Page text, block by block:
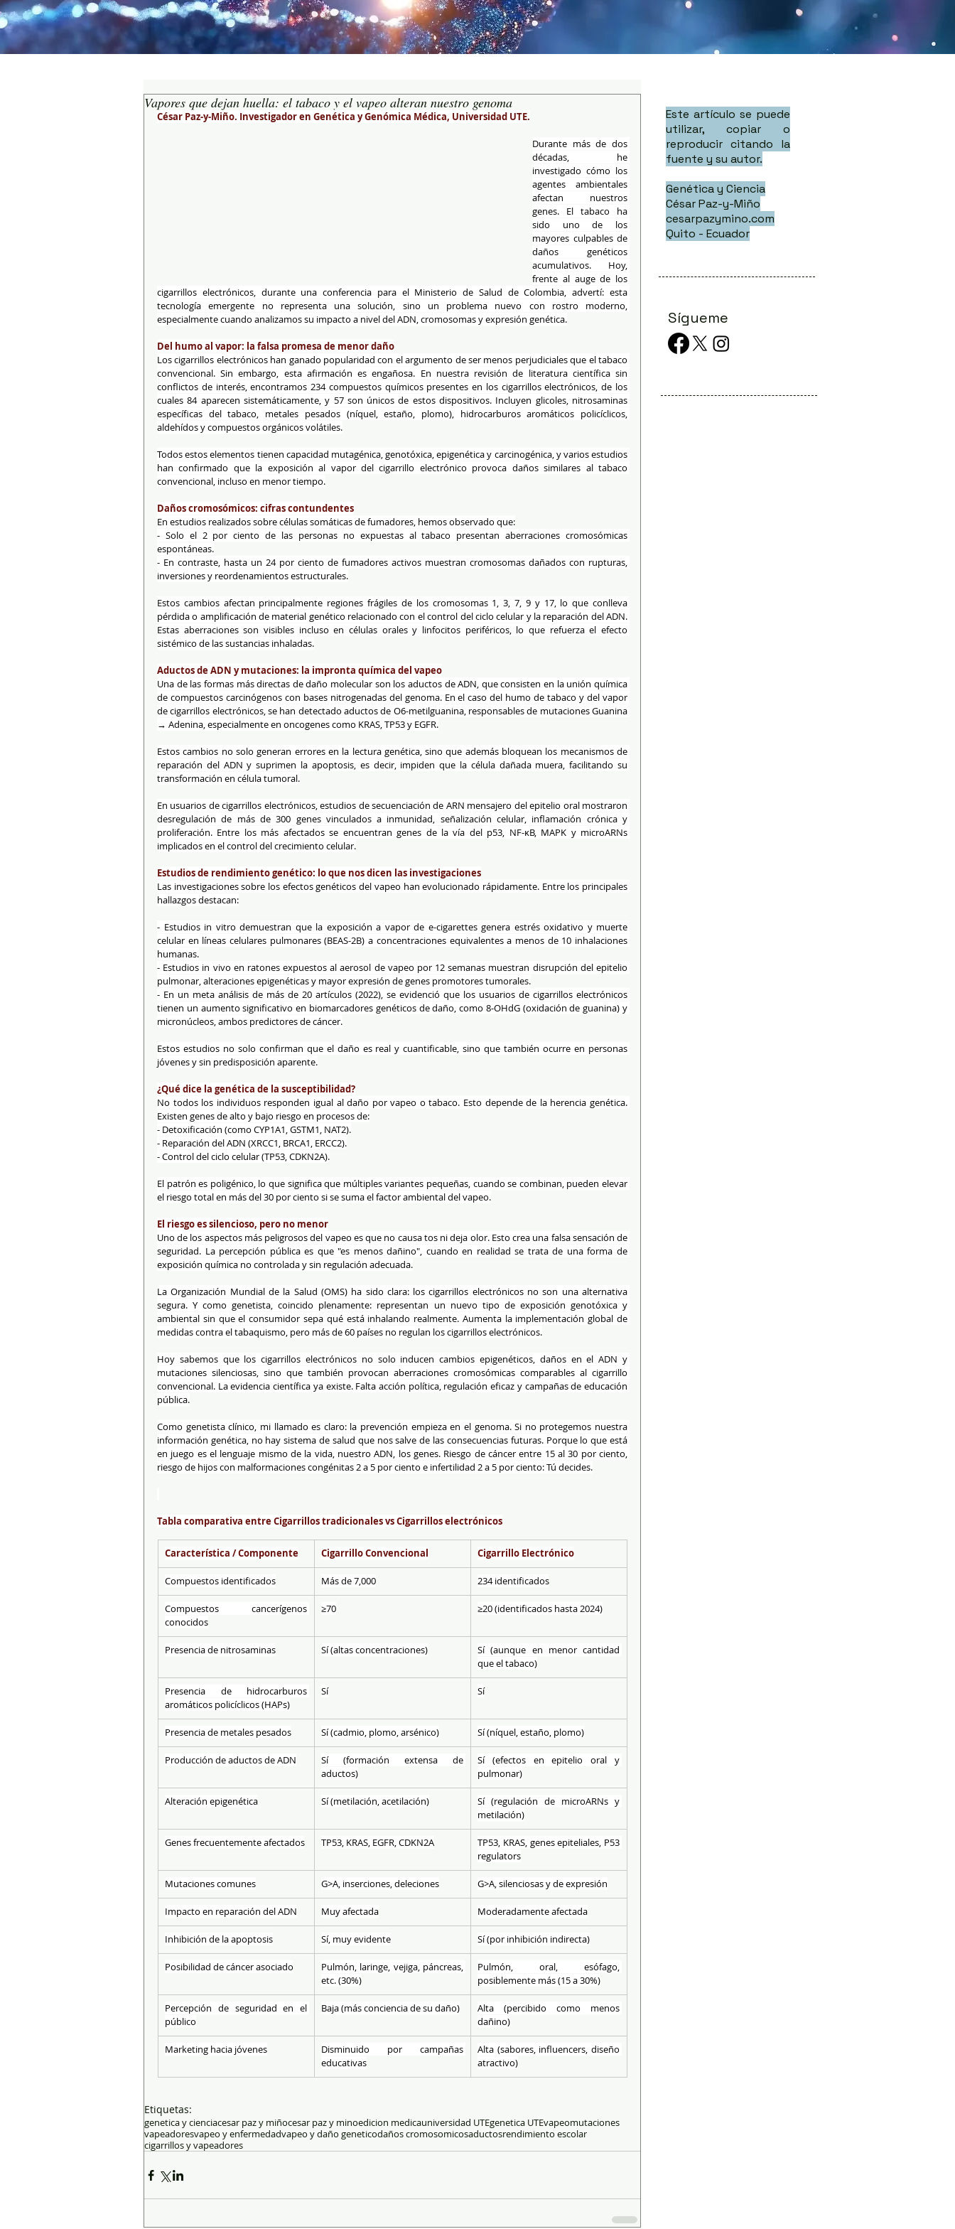
Vapores que dejan huella: el tabaco y el vapeo alteran nuestro genoma
César Paz-y-Miño. Investigador en Genética y Genómica Médica, Universidad UTE.
Durante más de dos
décadas, he
investigado cómo los
agentes ambientales
afectan nuestros
genes. El tabaco ha
sido uno de los
mayores culpables de
daños genéticos
acumulativos. Hoy,
frente al auge de los
cigarrillos electrónicos, durante una conferencia para el Ministerio de Salud de Colombia, advertí: esta
tecnología emergente no representa una solución, sino un problema nuevo con rostro moderno,
especialmente cuando analizamos su impacto a nivel del ADN, cromosomas y expresión genética.
Del humo al vapor: la falsa promesa de menor daño
Los cigarrillos electrónicos han ganado popularidad con el argumento de ser menos perjudiciales que el tabaco
convencional. Sin embargo, esta afirmación es engañosa. En nuestra revisión de literatura científica sin
conflictos de interés, encontramos 234 compuestos químicos presentes en los cigarrillos electrónicos, de los
cuales 84 aparecen sistemáticamente, y 57 son únicos de estos dispositivos. Incluyen glicoles, nitrosaminas
específicas del tabaco, metales pesados (níquel, estaño, plomo), hidrocarburos aromáticos policíclicos,
aldehídos y compuestos orgánicos volátiles.
Todos estos elementos tienen capacidad mutagénica, genotóxica, epigenética y carcinogénica, y varios estudios
han confirmado que la exposición al vapor del cigarrillo electrónico provoca daños similares al tabaco
convencional, incluso en menor tiempo.
Daños cromosómicos: cifras contundentes
En estudios realizados sobre células somáticas de fumadores, hemos observado que:
- Solo el 2 por ciento de las personas no expuestas al tabaco presentan aberraciones cromosómicas
espontáneas.
- En contraste, hasta un 24 por ciento de fumadores activos muestran cromosomas dañados con rupturas,
inversiones y reordenamientos estructurales.
Estos cambios afectan principalmente regiones frágiles de los cromosomas 1, 3, 7, 9 y 17, lo que conlleva
pérdida o amplificación de material genético relacionado con el control del ciclo celular y la reparación del ADN.
Estas aberraciones son visibles incluso en células orales y linfocitos periféricos, lo que refuerza el efecto
sistémico de las sustancias inhaladas.
Aductos de ADN y mutaciones: la impronta química del vapeo
Una de las formas más directas de daño molecular son los aductos de ADN, que consisten en la unión química
de compuestos carcinógenos con bases nitrogenadas del genoma. En el caso del humo de tabaco y del vapor
de cigarrillos electrónicos, se han detectado aductos de O6-metilguanina, responsables de mutaciones Guanina
→ Adenina, especialmente en oncogenes como KRAS, TP53 y EGFR.
Estos cambios no solo generan errores en la lectura genética, sino que además bloquean los mecanismos de
reparación del ADN y suprimen la apoptosis, es decir, impiden que la célula dañada muera, facilitando su
transformación en célula tumoral.
En usuarios de cigarrillos electrónicos, estudios de secuenciación de ARN mensajero del epitelio oral mostraron
desregulación de más de 300 genes vinculados a inmunidad, señalización celular, inflamación crónica y
proliferación. Entre los más afectados se encuentran genes de la vía del p53, NF-κB, MAPK y microARNs
implicados en el control del crecimiento celular.
Estudios de rendimiento genético: lo que nos dicen las investigaciones
Las investigaciones sobre los efectos genéticos del vapeo han evolucionado rápidamente. Entre los principales
hallazgos destacan:
- Estudios in vitro demuestran que la exposición a vapor de e-cigarettes genera estrés oxidativo y muerte
celular en líneas celulares pulmonares (BEAS-2B) a concentraciones equivalentes a menos de 10 inhalaciones
humanas.
- Estudios in vivo en ratones expuestos al aerosol de vapeo por 12 semanas muestran disrupción del epitelio
pulmonar, alteraciones epigenéticas y mayor expresión de genes promotores tumorales.
- En un meta análisis de más de 20 artículos (2022), se evidenció que los usuarios de cigarrillos electrónicos
tienen un aumento significativo en biomarcadores genéticos de daño, como 8-OHdG (oxidación de guanina) y
micronúcleos, ambos predictores de cáncer.
Estos estudios no solo confirman que el daño es real y cuantificable, sino que también ocurre en personas
jóvenes y sin predisposición aparente.
¿Qué dice la genética de la susceptibilidad?
No todos los individuos responden igual al daño por vapeo o tabaco. Esto depende de la herencia genética.
Existen genes de alto y bajo riesgo en procesos de:
- Detoxificación (como CYP1A1, GSTM1, NAT2).
- Reparación del ADN (XRCC1, BRCA1, ERCC2).
- Control del ciclo celular (TP53, CDKN2A).
El patrón es poligénico, lo que significa que múltiples variantes pequeñas, cuando se combinan, pueden elevar
el riesgo total en más del 30 por ciento si se suma el factor ambiental del vapeo.
El riesgo es silencioso, pero no menor
Uno de los aspectos más peligrosos del vapeo es que no causa tos ni deja olor. Esto crea una falsa sensación de
seguridad. La percepción pública es que "es menos dañino", cuando en realidad se trata de una forma de
exposición química no controlada y sin regulación adecuada.
La Organización Mundial de la Salud (OMS) ha sido clara: los cigarrillos electrónicos no son una alternativa
segura. Y como genetista, coincido plenamente: representan un nuevo tipo de exposición genotóxica y
ambiental sin que el consumidor sepa qué está inhalando realmente. Aumenta la implementación global de
medidas contra el tabaquismo, pero más de 60 países no regulan los cigarrillos electrónicos.
Hoy sabemos que los cigarrillos electrónicos no solo inducen cambios epigenéticos, daños en el ADN y
mutaciones silenciosas, sino que también provocan aberraciones cromosómicas comparables al cigarrillo
convencional. La evidencia científica ya existe. Falta acción política, regulación eficaz y campañas de educación
pública.
Como genetista clínico, mi llamado es claro: la prevención empieza en el genoma. Si no protegemos nuestra
información genética, no hay sistema de salud que nos salve de las consecuencias futuras. Porque lo que está
en juego es el lenguaje mismo de la vida, nuestro ADN, los genes. Riesgo de cáncer entre 15 al 30 por ciento,
riesgo de hijos con malformaciones congénitas 2 a 5 por ciento e infertilidad 2 a 5 por ciento: Tú decides.
Tabla comparativa entre Cigarrillos tradicionales vs Cigarrillos electrónicos
Característica / Componente Cigarrillo Convencional Cigarrillo Electrónico
Compuestos identificados Más de 7,000 234 identificados
Compuestos cancerígenos
conocidos
≥70 ≥20 (identificados hasta 2024)
Presencia de nitrosaminas Sí (altas concentraciones)
Sí (aunque en menor cantidad
que el tabaco)
Presencia de hidrocarburos
aromáticos policíclicos (HAPs)
Sí Sí
Presencia de metales pesados Sí (cadmio, plomo, arsénico) Sí (níquel, estaño, plomo)
Producción de aductos de ADN
Sí (formación extensa de
aductos)
Sí (efectos en epitelio oral y
pulmonar)
Alteración epigenética Sí (metilación, acetilación)
Sí (regulación de microARNs y
metilación)
Genes frecuentemente afectados TP53, KRAS, EGFR, CDKN2A
TP53, KRAS, genes epiteliales, P53
regulators
Mutaciones comunes G>A, inserciones, deleciones G>A, silenciosas y de expresión
Impacto en reparación del ADN Muy afectada Moderadamente afectada
Inhibición de la apoptosis Sí, muy evidente Sí (por inhibición indirecta)
Posibilidad de cáncer asociado
Pulmón, laringe, vejiga, páncreas,
etc. (30%)
Pulmón, oral, esófago,
posiblemente más (15 a 30%)
Percepción de seguridad en el
público
Baja (más conciencia de su daño)
Alta (percibido como menos
dañino)
Marketing hacia jóvenes
Disminuido por campañas
educativas
Alta (sabores, influencers, diseño
atractivo)
Etiquetas:
genetica y cienciacesar paz y miñocesar paz y minoedicion medicauniversidad UTEgenetica UTEvapeomutaciones
vapeadoresvapeo y enfermedadvapeo y daño geneticodaños cromosomicosaductosrendimiento escolar
cigarrillos y vapeadores
Este artículo se puede
utilizar, copiar o
reproducir citando la
fuente y su autor.
Genética y Ciencia
César Paz-y-Miño
cesarpazymino.com
Quito - Ecuador
Sígueme